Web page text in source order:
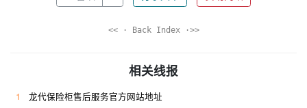
<< · Back Index ·>>
相关线报
1
龙代保险柜售后服务官方网站地址